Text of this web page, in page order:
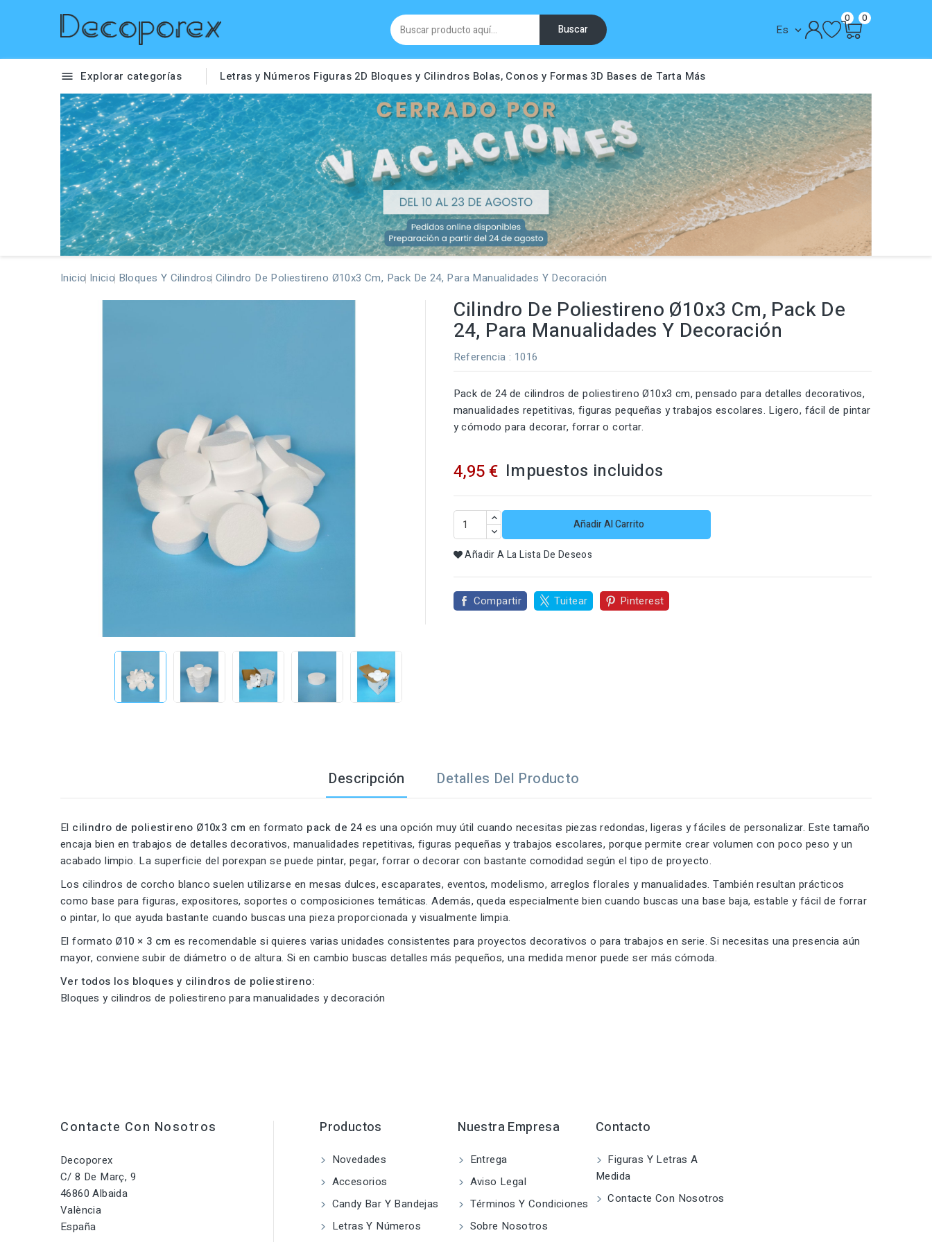
Buscar Es 
0 0
 Explorar categorías Letras y Números Figuras 2D Bloques y Cilindros Bolas, Conos y Formas 3D Bases de Tarta Más
Inicio Inicio Bloques Y Cilindros Cilindro De Poliestireno Ø10x3 Cm, Pack De 24, Para Manualidades Y Decoración
Cilindro De Poliestireno Ø10x3 Cm, Pack De
24, Para Manualidades Y Decoración
Referencia : 1016
Pack de 24 de cilindros de poliestireno Ø10x3 cm, pensado para detalles decorativos,
manualidades repetitivas, figuras pequeñas y trabajos escolares. Ligero, fácil de pintar
y cómodo para decorar, forrar o cortar.
4,95 € Impuestos incluidos
Añadir Al Carrito
Añadir A La Lista De Deseos
Compartir Tuitear Pinterest
Descripción Detalles Del Producto
El cilindro de poliestireno Ø10x3 cm en formato pack de 24 es una opción muy útil cuando necesitas piezas redondas, ligeras y fáciles de personalizar. Este tamaño
encaja bien en trabajos de detalles decorativos, manualidades repetitivas, figuras pequeñas y trabajos escolares, porque permite crear volumen con poco peso y un
acabado limpio. La superficie del porexpan se puede pintar, pegar, forrar o decorar con bastante comodidad según el tipo de proyecto.
Los cilindros de corcho blanco suelen utilizarse en mesas dulces, escaparates, eventos, modelismo, arreglos florales y manualidades. También resultan prácticos
como base para figuras, expositores, soportes o composiciones temáticas. Además, queda especialmente bien cuando buscas una base baja, estable y fácil de forrar
o pintar, lo que ayuda bastante cuando buscas una pieza proporcionada y visualmente limpia.
El formato Ø10 × 3 cm es recomendable si quieres varias unidades consistentes para proyectos decorativos o para trabajos en serie. Si necesitas una presencia aún
mayor, conviene subir de diámetro o de altura. Si en cambio buscas detalles más pequeños, una medida menor puede ser más cómoda.
Ver todos los bloques y cilindros de poliestireno:
Bloques y cilindros de poliestireno para manualidades y decoración
Contacte Con Nosotros
Decoporex
C/ 8 De Març, 9
46860 Albaida
València
España
Productos
Novedades
Accesorios
Candy Bar Y Bandejas
Letras Y Números
Nuestra Empresa
Entrega
Aviso Legal
Términos Y Condiciones
Sobre Nosotros
Contacto
Figuras Y Letras A
Medida
Contacte Con Nosotros